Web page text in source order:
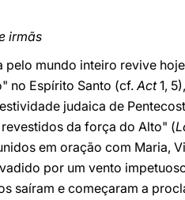
irmãs
pelo mundo inteiro revive
no Espírito Santo (cf.Act1,
judaica de
da força do Alto" (
em oração com Maria,
por um vento
saíram e começaram a